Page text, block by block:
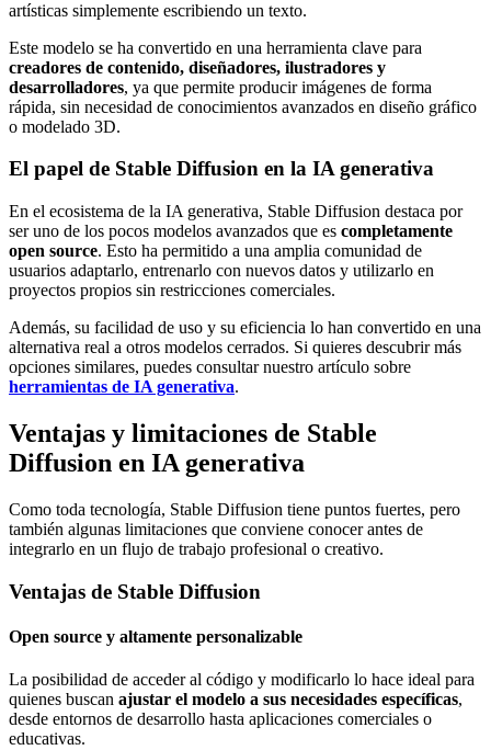
artísticas simplemente escribiendo un texto.
Este modelo se ha convertido en una herramienta clave para
creadores de contenido, diseñadores, ilustradores y
desarrolladores, ya que permite producir imágenes de forma
rápida, sin necesidad de conocimientos avanzados en diseño gráfico
o modelado 3D.
El papel de Stable Diffusion en la IA generativa
En el ecosistema de la IA generativa, Stable Diffusion destaca por
ser uno de los pocos modelos avanzados que es completamente
open source. Esto ha permitido a una amplia comunidad de
usuarios adaptarlo, entrenarlo con nuevos datos y utilizarlo en
proyectos propios sin restricciones comerciales.
Además, su facilidad de uso y su eficiencia lo han convertido en una
alternativa real a otros modelos cerrados. Si quieres descubrir más
opciones similares, puedes consultar nuestro artículo sobre
herramientas de IA generativa.
Ventajas y limitaciones de Stable
Diffusion en IA generativa
Como toda tecnología, Stable Diffusion tiene puntos fuertes, pero
también algunas limitaciones que conviene conocer antes de
integrarlo en un flujo de trabajo profesional o creativo.
Ventajas de Stable Diffusion
Open source y altamente personalizable
La posibilidad de acceder al código y modificarlo lo hace ideal para
quienes buscan ajustar el modelo a sus necesidades específicas,
desde entornos de desarrollo hasta aplicaciones comerciales o
educativas.